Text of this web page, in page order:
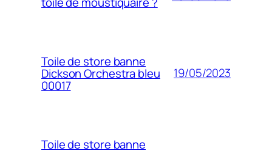
Toile de store banne
Dickson Orchestra bleu
00017
19/05/2023
Toile de store banne